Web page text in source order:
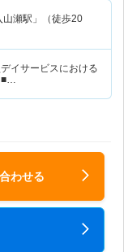
山瀬駅」（徒歩20
イサービスにおける
わせる